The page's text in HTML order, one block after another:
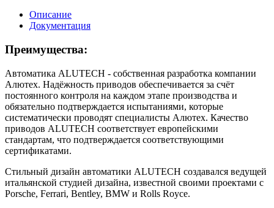
Описание
Документация
Преимущества:
Автоматика ALUTECH - собственная разработка компании
Алютех. Надёжность приводов обеспечивается за счёт
постоянного контроля на каждом этапе производства и
обязательно подтверждается испытаниями, которые
систематически проводят специалисты Алютех. Качество
приводов ALUTECH соответствует европейскими
стандартам, что подтверждается соответствующими
сертификатами.
Стильный дизайн автоматики ALUTECH создавался ведущей
итальянской студией дизайна, известной своими проектами с
Porsche, Ferrari, Bentley, BMW и Rolls Royce.